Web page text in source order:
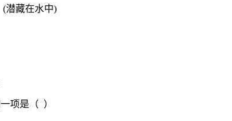
潜藏在水中)
项是（ ）